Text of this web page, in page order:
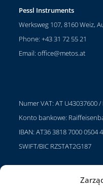
Pessl Instruments
Werksweg 107, 8160 Weiz,
Phone: +43 31 72 55 21
Email:office@metos.at
Numer VAT: AT U43037600
Konto bankowe:
IBAN: AT36 3818 7000 0504
SWIFT/BIC RZSTAT2G187